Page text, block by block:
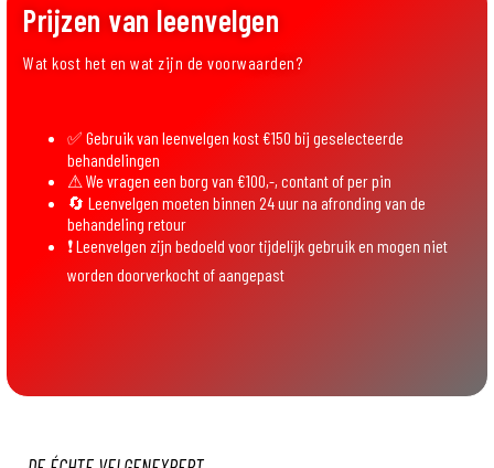
Prijzen van leenvelgen
Wat kost het en wat zijn de voorwaarden?
✅ Gebruik van leenvelgen kost €150 bij geselecteerde
behandelingen
⚠ We vragen een borg van €100,-, contant of per pin
🔄 Leenvelgen moeten binnen 24 uur na afronding van de
behandeling retour
❗ Leenvelgen zijn bedoeld voor tijdelijk gebruik en mogen niet
worden doorverkocht of aangepast